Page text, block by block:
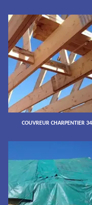
COUVREUR CHARPENTIER 34